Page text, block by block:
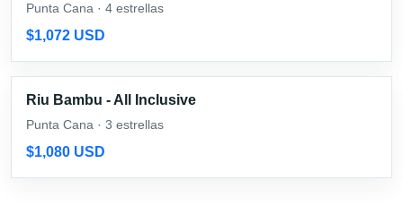
Punta Cana · 4 estrellas
$1,072 USD
Riu Bambu - All Inclusive
Punta Cana · 3 estrellas
$1,080 USD